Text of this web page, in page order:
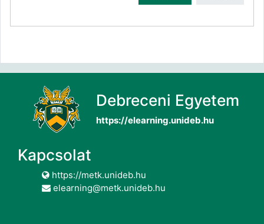
Debreceni Egyetem
https://elearning.unideb.hu
Kapcsolat
https://metk.unideb.hu
elearning@metk.unideb.hu